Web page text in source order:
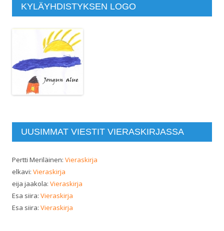
KYLÄYHDISTYKSEN LOGO
UUSIMMAT VIESTIT VIERASKIRJASSA
Pertti Meriläinen: Vieraskirja
elkavi: Vieraskirja
eija jaakola: Vieraskirja
Esa siira: Vieraskirja
Esa siira: Vieraskirja